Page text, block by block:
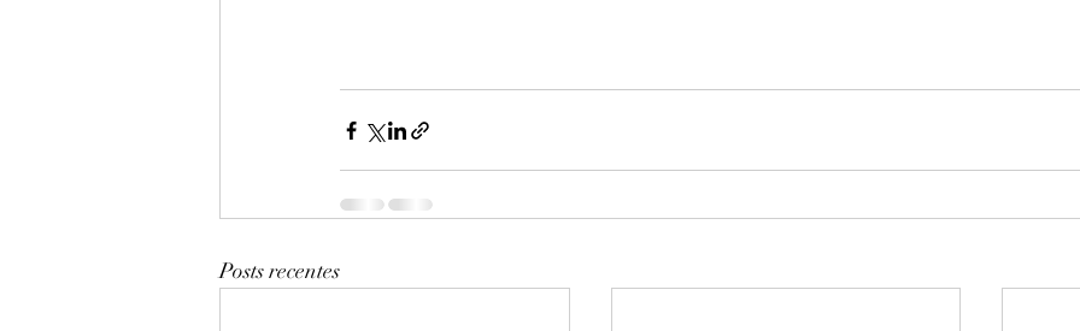
Posts recentes